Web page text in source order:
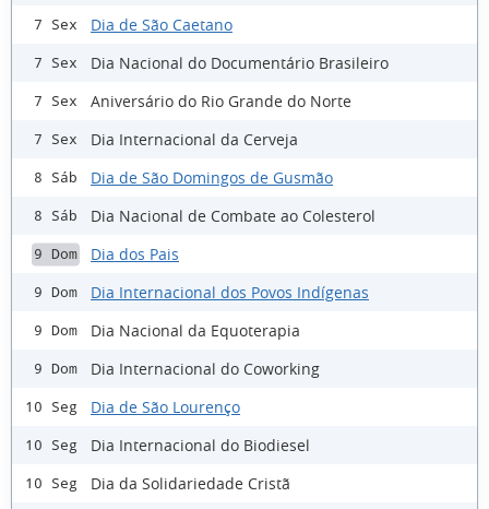
7 Sex Dia de São Caetano
7 Sex Dia Nacional do Documentário Brasileiro
7 Sex Aniversário do Rio Grande do Norte
7 Sex Dia Internacional da Cerveja
8 Sáb Dia de São Domingos de Gusmão
8 Sáb Dia Nacional de Combate ao Colesterol
9 Dom Dia dos Pais
9 Dom Dia Internacional dos Povos Indígenas
9 Dom Dia Nacional da Equoterapia
9 Dom Dia Internacional do Coworking
10 Seg Dia de São Lourenço
10 Seg Dia Internacional do Biodiesel
10 Seg Dia da Solidariedade Cristã